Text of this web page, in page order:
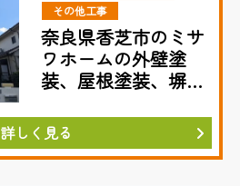
その他工事
奈良県香芝市のミサ
ワホームの外壁塗
装、屋根塗装、塀塗
詳しく見る